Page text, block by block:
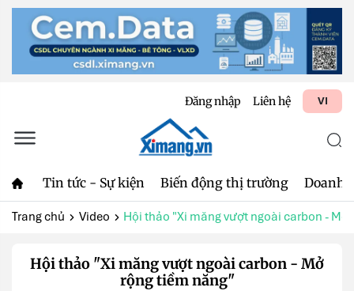
Đăng nhập Liên hệ VI
Tin tức - Sự kiện Biến động thị trường Doanh
Trang chủ Video Hội thảo "Xi măng vượt ngoài carbon - Mở
Hội thảo "Xi măng vượt ngoài carbon - Mở
rộng tiềm năng"